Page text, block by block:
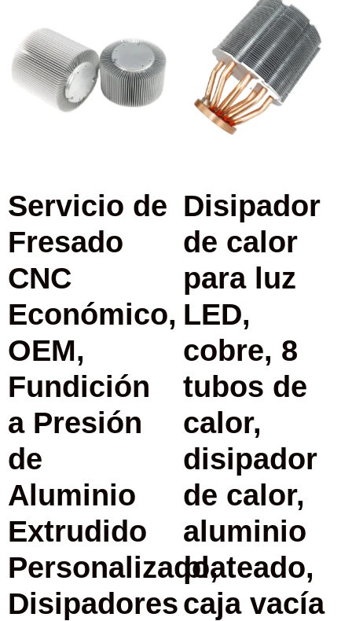
Servicio de
Fresado
CNC
Económico,
OEM,
Fundición
a Presión
de
Aluminio
Extrudido
Personalizado,
Disipadores
Disipador
de calor
para luz
LED,
cobre, 8
tubos de
calor,
disipador
de calor,
aluminio
plateado,
caja vacía